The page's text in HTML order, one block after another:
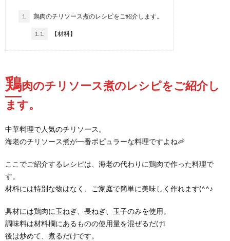
1. 鶏肉のチリソース煮のレシピをご紹介します。
1.1. 【材料】
鶏肉のチリソース煮のレシピをご紹介し
ます。
中華料理で人気のチリソース。
海老のチリソース煮が一番ポピュラーな料理ですよね🦐
ここでご紹介するレシピは、海老の代わりに鶏肉で作った料理で
す。
材料には特別な物はなく、ご家庭で簡単に美味しく作れます(^^♪
具材には鶏肉に玉ねぎ、長ねぎ、玉子のみを使用。
調味料は材料欄にあるものの使用量を混ぜるだけ❕
後は炒めて、煮るだけです。